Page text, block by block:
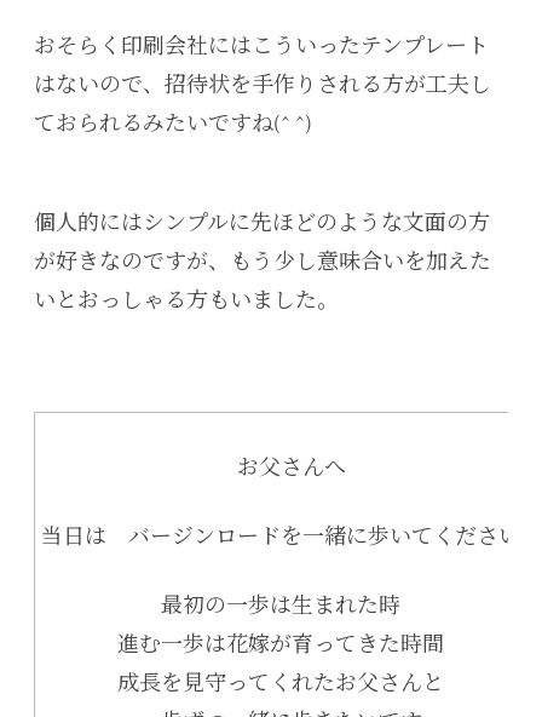
おそらく印刷会社にはこういったテンプレート
はないので、招待状を手作りされる方が工夫し
ておられるみたいですね(^ ^)
個人的にはシンプルに先ほどのような文面の方
が好きなのですが、もう少し意味合いを加えた
いとおっしゃる方もいました。
お父さんへ
当日は バージンロードを一緒に歩いてください
最初の一歩は生まれた時
進む一歩は花嫁が育ってきた時間
成長を見守ってくれたお父さんと